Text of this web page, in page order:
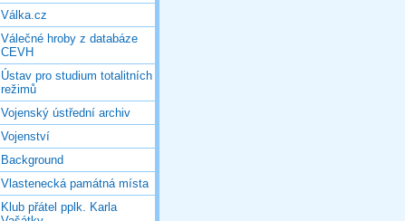
Válka.cz
Válečné hroby z databáze
CEVH
Ústav pro studium totalitních
režimů
Vojenský ústřední archiv
Vojenství
Background
Vlastenecká památná místa
Klub přátel pplk. Karla